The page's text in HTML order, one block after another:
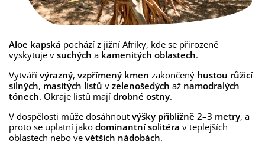
Aloe kapská pochází z jižní Afriky, kde se přirozeně
vyskytuje v suchých a kamenitých oblastech.
Vytváří výrazný, vzpřímený kmen zakončený hustou růžicí
silných, masitých listů v zelenošedých až namodralých
tónech. Okraje listů mají drobné ostny.
V dospělosti může dosáhnout výšky přibližně 2–3 metry, a
proto se uplatní jako dominantní solitéra v teplejších
oblastech nebo ve větších nádobách.